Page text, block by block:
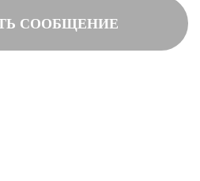
СООБЩЕНИЕ